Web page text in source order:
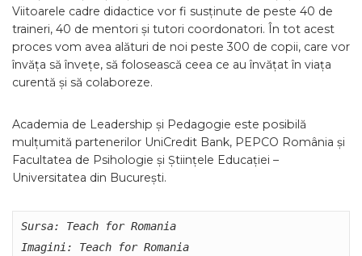
Viitoarele cadre didactice vor fi susținute de peste 40 de
traineri, 40 de mentori și tutori coordonatori. În tot acest
proces vom avea alături de noi peste 300 de copii, care vor
învăța să învețe, să folosească ceea ce au învățat în viața
curentă și să colaboreze.
Academia de Leadership și Pedagogie este posibilă
mulțumită partenerilor UniCredit Bank, PEPCO România și
Facultatea de Psihologie și Științele Educației –
Universitatea din București.
Sursa: Teach for Romania
Imagini: Teach for Romania